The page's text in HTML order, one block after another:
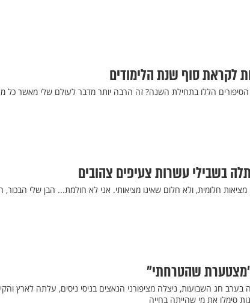
לקראת סוף שנת הלימודים
הללו בתחילת השנה? זה הרבה יותר מדבר לעולם שלי מאשר כל
בשבילי עשרות צעיפים צהובים
חלומית, ולא חלום שאינו מציאותי. אני לא חולמת... הבן שלי הבכור,
"מצטערת שהטרחתי"
חג השבועות, ניצלה מציפורני הנאצים בניסי ניסים, עלתה לארץ
סימלו את מי שהייתה בחייה